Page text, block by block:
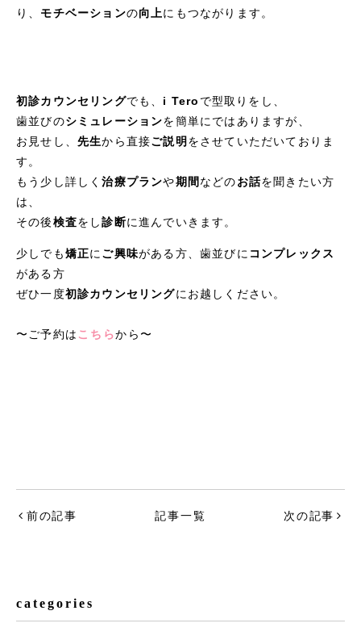
り、 モチベーションの向上にもつながります。
初診カウンセリングでも、 i Tero で型取りをし、
歯並びのシミュレーションを簡単にではありますが、
お見せし、 先生から直接ご説明 をさせていただいておりま
す。
もう少し詳しく治療プランや期間 などのお話を聞きたい方
は、
その後検査をし診断に進んでいきます。
少しでも矯正に ご興味がある方、歯並びに コンプレックス
がある方
ぜひ一度初診カウンセリングにお越しください。
〜ご予約は こちらから〜
前の記事 記事一覧 次の記事
categories